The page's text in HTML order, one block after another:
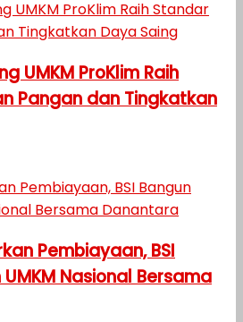
UMKM ProKlim Raih
Pangan dan Tingkatkan
Pembiayaan, BSI
Nasional Bersama